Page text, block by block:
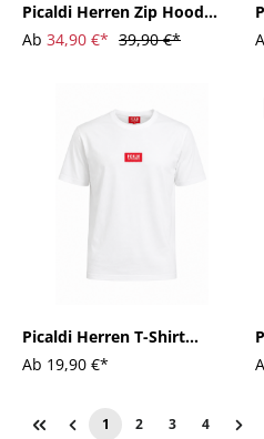
Picaldi Herren Zip Hoodie
Hustle Grey
Ab 34,90 €* 39,90 €*
Picaldi Herren T-Shirt
Originals white
Ab 19,90 €*
1 2 3 4